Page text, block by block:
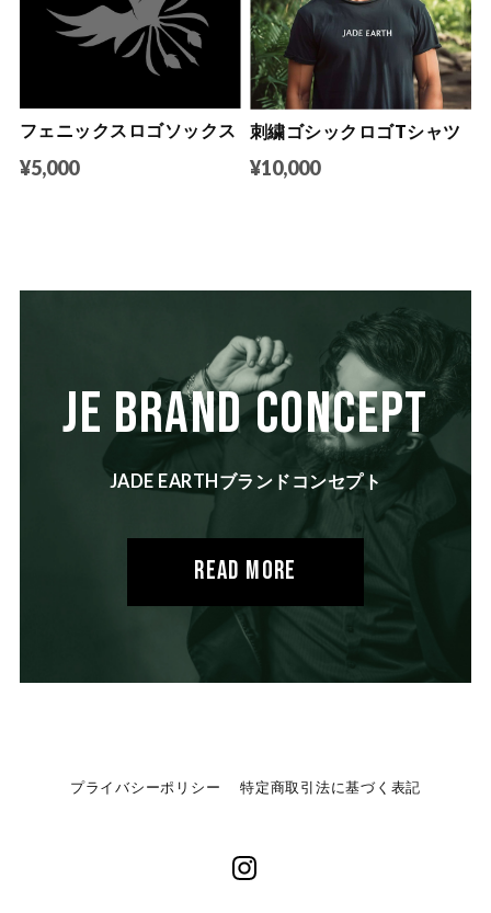
フェニックスロゴソックス
¥5,000
刺繍ゴシックロゴTシャツ
¥10,000
JE BRAND CONCEPT
JADE EARTHブランドコンセプト
READ MORE
プライバシーポリシー 特定商取引法に基づく表記